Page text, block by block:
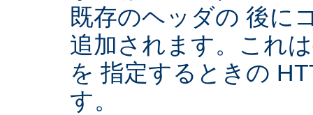
既存のヘッダの 後に
追加されます。これ
を 指定するときの
す。